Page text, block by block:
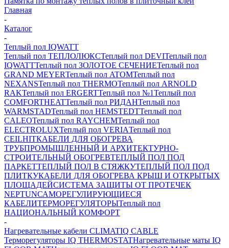
Главная
-
Каталог
-
Теплый пол IQWATT
Теплый пол ТЕПЛОЛЮКСТеплый пол DEVIТеплый пол
IQWATTТеплый пол ЗОЛОТОЕ СЕЧЕНИЕТеплый пол
GRAND MEYERТеплый пол ATOMТеплый пол
NEXANSТеплый пол THERMOТеплый пол ARNOLD
RAKТеплый пол ERGERTТеплый пол №1Теплый пол
COMFORTHEATТеплый пол РИДАНТеплый пол
WARMSTADТеплый пол HEMSTEDTТеплый пол
CALEOТеплый пол RAYCHEMТеплый пол
ELECTROLUXТеплый пол VERIAТеплый пол
CEILHITКАБЕЛИ ДЛЯ ОБОГРЕВА
ТРУБПРОМЫШЛЕННЫЙ И АРХИТЕКТУРНО-
СТРОИТЕЛЬНЫЙ ОБОГРЕВТЕПЛЫЙ ПОЛ ПОД
ПАРКЕТТЕПЛЫЙ ПОЛ В СТЯЖКУТЕПЛЫЙ ПОЛ ПОД
ПЛИТКУКАБЕЛИ ДЛЯ ОБОГРЕВА КРЫШ И ОТКРЫТЫХ
ПЛОЩАДЕЙСИСТЕМА ЗАЩИТЫ ОТ ПРОТЕЧЕК
NEPTUNСАМОРЕГУЛИРУЮЩИЕСЯ
КАБЕЛИТЕРМОРЕГУЛЯТОРЫТеплый пол
НАЦИОНАЛЬНЫЙ КОМФОРТ
-
Нагревательные кабели CLIMATIQ CABLE
Терморегуляторы IQ THERMOSTATНагревательные маты IQ